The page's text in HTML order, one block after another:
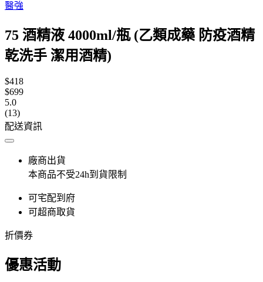
醫強
75 酒精液 4000ml/瓶 (乙類成藥 防疫酒精
乾洗手 潔用酒精)
$418
$699
5.0
(13)
配送資訊
廠商出貨
本商品不受24h到貨限制
可宅配到府
可超商取貨
折價券
優惠活動